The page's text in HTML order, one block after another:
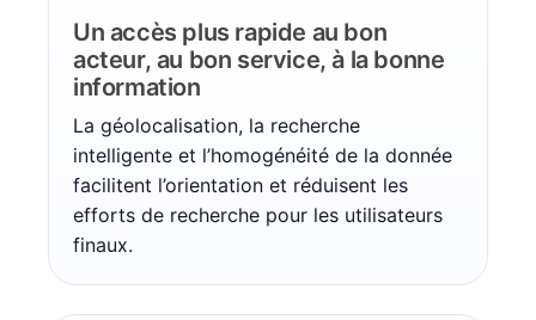
Un accès plus rapide au bon
acteur, au bon service, à la bonne
information
La géolocalisation, la recherche
intelligente et l’homogénéité de la donnée
facilitent l’orientation et réduisent les
efforts de recherche pour les utilisateurs
finaux.